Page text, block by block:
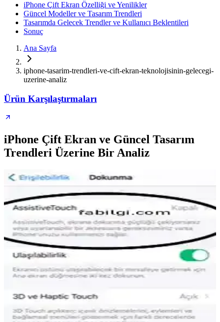
iPhone Çift Ekran Özelliği ve Yenilikler
Güncel Modeller ve Tasarım Trendleri
Tasarımda Gelecek Trendler ve Kullanıcı Beklentileri
Sonuç
Ana Sayfa
iphone-tasarim-trendleri-ve-cift-ekran-teknolojisinin-gelecegi-
uzerine-analiz
Ürün Karşılaştırmaları
iPhone Çift Ekran ve Güncel Tasarım
Trendleri Üzerine Bir Analiz